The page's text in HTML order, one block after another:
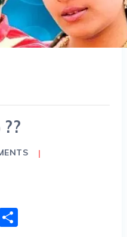
Share